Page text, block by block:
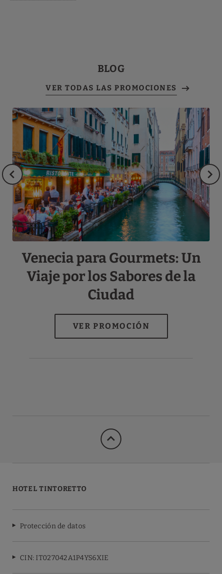
BLOG
Venecia para Gourmets: Un
Viaje por los Sabores de la
Ciudad
HOTEL TINTORETTO
Protección de datos
CIN: IT027042A1P4YS6XIE